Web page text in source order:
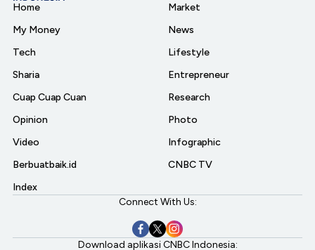
Home
My Money
Tech
Sharia
Cuap Cuap Cuan
Opinion
Video
Berbuatbaik.id
Index
Market
News
Lifestyle
Entrepreneur
Research
Photo
Infographic
CNBC TV
Connect With Us:
Download aplikasi CNBC Indonesia: